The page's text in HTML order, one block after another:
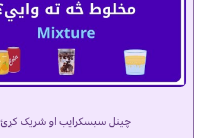
چینل سبسکرایب او شریک کړئ